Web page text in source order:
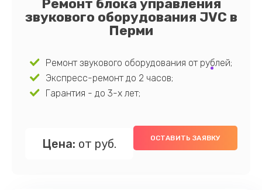
Ремонт блока управления
звукового оборудования JVC в
Перми
Ремонт звукового оборудования от рублей;
Экспресс-ремонт до 2 часов;
Гарантия - до 3-х лет;
Цена: от руб. ОСТАВИТЬ ЗАЯВКУ